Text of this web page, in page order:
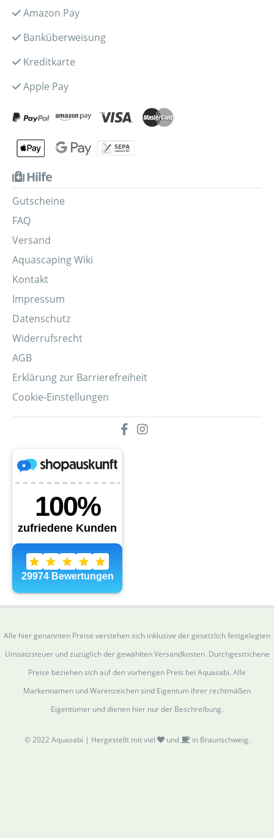
Amazon Pay
Banküberweisung
Kreditkarte
Apple Pay
Hilfe
Gutscheine
FAQ
Versand
Aquascaping Wiki
Kontakt
Impressum
Datenschutz
Widerrufsrecht
AGB
Erklärung zur Barrierefreiheit
Cookie-Einstellungen
Alle hier genannten Preise verstehen sich inklusive der gesetzlich festgelegten
Umsatzsteuer und zuzüglich der gewählten Versandkosten. Durchgestrichene
Preise beziehen sich auf den vorherigen Preis bei Aquasabi. Alle
Markennamen und Warenzeichen sind Eigentum ihrer rechtmäßen
Eigentümer und dienen hier nur der Beschreibung.
© 2022 Aquasabi | Hergestellt mit viel und in Braunschweig.